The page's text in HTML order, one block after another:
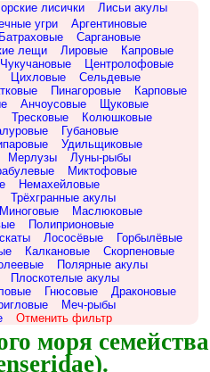
лисички
Лисьи акулы
угри
Аргентиновые
Батраховые
Саргановые
лещи Лировые
Капровые
Чукучановые
Центролофовые
Цихловые
Сельдевые
Пинагоровые
Карповые
Анчоусовые
Щуковые
Тресковые
Колюшковые
Губановые
Удильщиковые
Мерлузы
Луны-рыбы
Миктофовые
Немахейловые
Трёхгранные акулы
Миноговые
Маслюковые
Полиприоновые
Лососёвые
Горбылёвые
Калкановые
Скорпеновые
Полярные акулы
Плоскотелые акулы
Гнюсовые
Драконовые
Меч-рыбы
Отменить фильтр
моря семейства